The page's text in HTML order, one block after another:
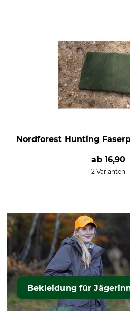
Nordforest Hunting
ab16,90
2 Varianten
Bekleidung für